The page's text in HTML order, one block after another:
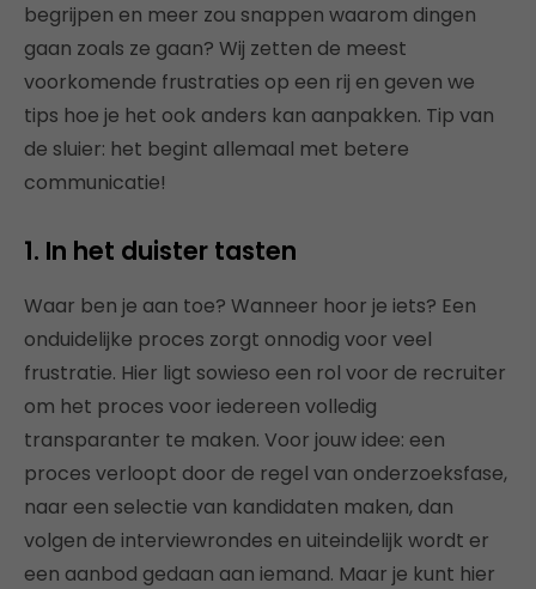
begrijpen en meer zou snappen waarom dingen
gaan zoals ze gaan? Wij zetten de meest
voorkomende frustraties op een rij en geven we
tips hoe je het ook anders kan aanpakken. Tip van
de sluier: het begint allemaal met betere
communicatie!
1. In het duister tasten
Waar ben je aan toe? Wanneer hoor je iets? Een
onduidelijke proces zorgt onnodig voor veel
frustratie. Hier ligt sowieso een rol voor de recruiter
om het proces voor iedereen volledig
transparanter te maken. Voor jouw idee: een
proces verloopt door de regel van onderzoeksfase,
naar een selectie van kandidaten maken, dan
volgen de interviewrondes en uiteindelijk wordt er
een aanbod gedaan aan iemand. Maar je kunt hier